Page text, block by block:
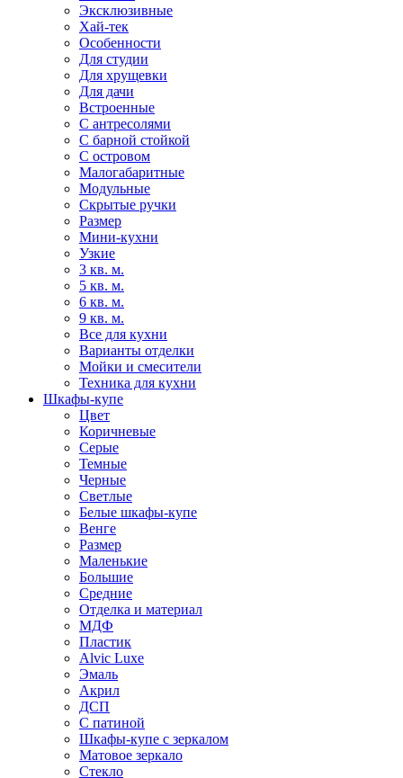
Эксклюзивные
Хай-тек
Особенности
Для студии
Для хрущевки
Для дачи
Встроенные
С антресолями
С барной стойкой
С островом
Малогабаритные
Модульные
Скрытые ручки
Размер
Мини-кухни
Узкие
3 кв. м.
5 кв. м.
6 кв. м.
9 кв. м.
Все для кухни
Варианты отделки
Мойки и смесители
Техника для кухни
Шкафы-купе
Цвет
Коричневые
Серые
Темные
Черные
Светлые
Белые шкафы-купе
Венге
Размер
Маленькие
Большие
Средние
Отделка и материал
МДФ
Пластик
Alvic Luxe
Эмаль
Акрил
ДСП
С патиной
Шкафы-купе с зеркалом
Матовое зеркало
Стекло